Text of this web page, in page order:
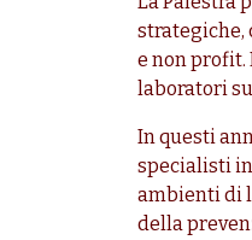
strategiche,
e non
laboratori
In questi
specialisti
ambienti di
della